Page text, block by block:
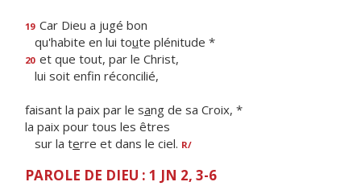
19 Car Dieu a jugé bon
qu'habite en lui toute plénitude *
20 et que tout, par le Christ,
lui soit enfn réconcilié,
faisant la paix par le sang de sa Croix, *
la paix pour tous les êtres
sur la terre et dans le ciel. R/
PAROLE DE DIEU : 1 JN 2, 3-6